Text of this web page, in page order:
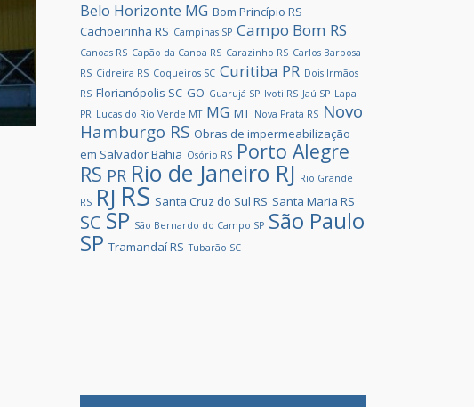
Belo Horizonte MG Bom Princípio RS
Cachoeirinha RS Campinas SP Campo Bom RS
Canoas RS Capão da Canoa RS Carazinho RS Carlos Barbosa
RS Cidreira RS Coqueiros SC Curitiba PR Dois Irmãos
RS Florianópolis SC GO Guarujá SP Ivoti RS Jaú SP Lapa
PR Lucas do Rio Verde MT MG MT Nova Prata RS Novo
Hamburgo RS Obras de impermeabilização
em Salvador Bahia Osório RS Porto Alegre
RS PR Rio de Janeiro RJ Rio Grande
RS RJ RS Santa Cruz do Sul RS Santa Maria RS
SC SP São Bernardo do Campo SP São Paulo
SP Tramandaí RS Tubarão SC